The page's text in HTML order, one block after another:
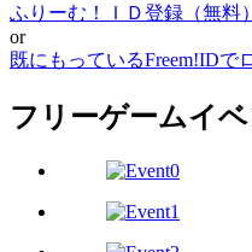
ふりーむ！ＩＤ登録（無料）
or
既にもっているFreem!IDで
フリーゲームイベ